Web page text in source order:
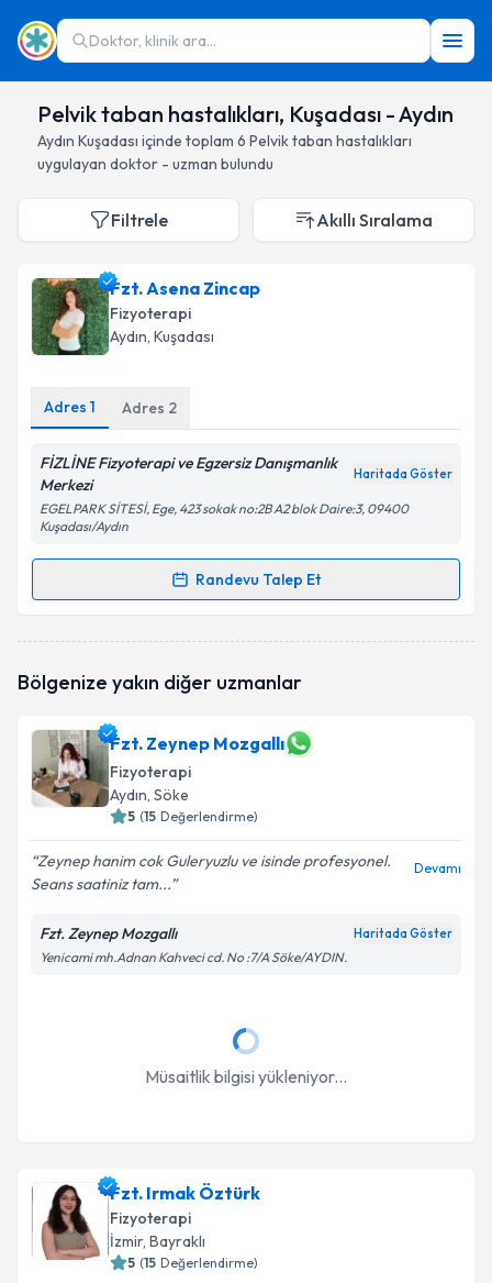
Doktor, klinik ara...
Pelvik taban hastalıkları, Kuşadası - Aydın
Aydın Kuşadası içinde toplam 6 Pelvik taban hastalıkları
uygulayan doktor - uzman bulundu
Filtrele Akıllı Sıralama
Fzt. Asena Zincap
Fizyoterapi
Aydın, Kuşadası
Adres 1 Adres 2
FİZLİNE Fizyoterapi ve Egzersiz Danışmanlık
Merkezi
Haritada Göster
EGELPARK SİTESİ, Ege, 423 sokak no:2B A2 blok Daire:3, 09400
Kuşadası/Aydın
Randevu Talep Et
Randevu Takvimi Talebi
oluşturun. Size bu uzmandan randevu almanız için bir
E-posta Adresiniz
Kişisel verilerimin işlenmesine ilişkinAydınlatma
Metni'ni okudum ve kişisel verilerimin belirtilen
Bölgenize yakın diğer uzmanlar
Fzt. Zeynep Mozgallı
Fizyoterapi
Aydın, Söke
5 (15 Değerlendirme)
Zeynep hanim cok Guleryuzlu ve isinde profesyonel.
Seans saatiniz tam...
Devamı
Fzt. Zeynep Mozgallı Haritada Göster
Yenicami mh.Adnan Kahveci cd. No :7/A Söke/AYDIN.
Müsaitlik bilgisi yükleniyor...
Fzt. Irmak Öztürk
Fizyoterapi
İzmir, Bayraklı
5 (15 Değerlendirme)